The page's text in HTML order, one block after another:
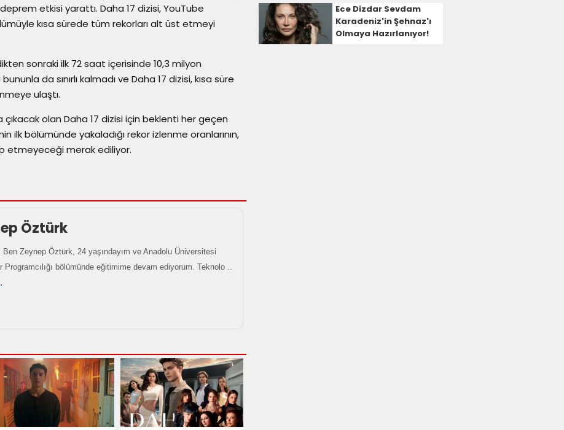
etkisi yarattı. Daha 17 dizisi, YouTube
kısa sürede tüm rekorları alt üst etmeyi
sonraki ilk 72 saat içerisinde 10,3 milyon
da sınırlı kalmadı ve Daha 17 dizisi, kısa süre
ulaştı.
çıkacak olan Daha 17 dizisi için beklenti her geçen
ilk bölümünde yakaladığı rekor izlenme oranlarının,
etmeyeceği merak ediliyor.
Öztürk
Ben Zeynep Öztürk, 24 yaşındayım ve Anadolu Üniversitesi
Programcılığı bölümünde eğitimime devam ediyorum. Teknolo ..
Ece Dizdar Sevdam
Karadeniz'in Şehnaz'ı
Olmaya Hazırlanıyor!